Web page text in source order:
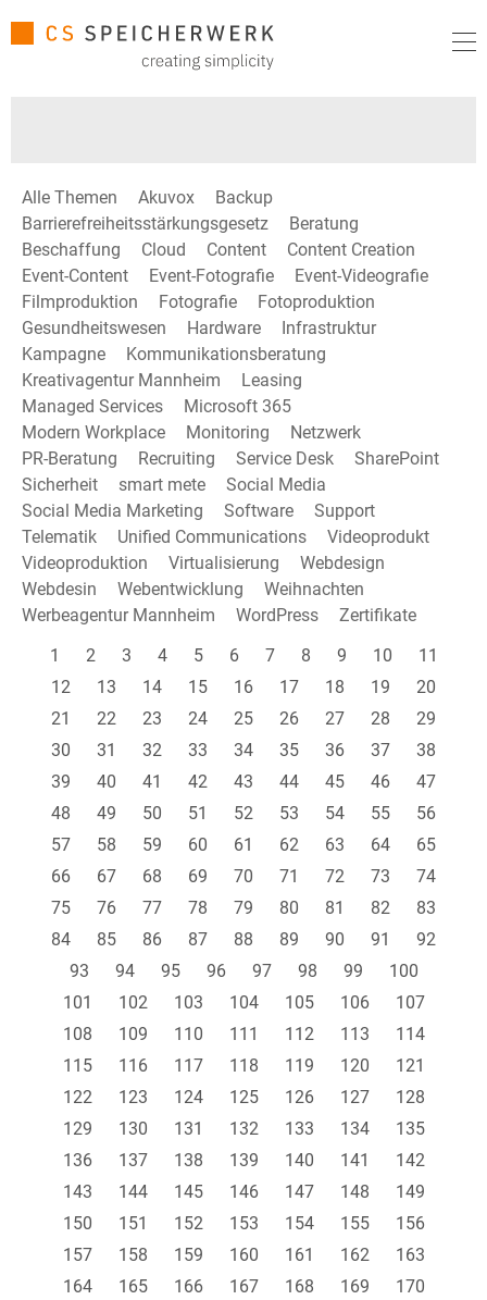
Alle Themen Akuvox
Backup
Barrierefreiheitsstärkungsgesetz
Beratung
Beschaffung
Cloud Content
Content Creation
Event-Content
Event-Fotografie
Event-Videografie
Filmproduktion
Fotografie
Fotoproduktion
Gesundheitswesen
Hardware
Infrastruktur
Kampagne
Kommunikationsberatung
Kreativagentur Mannheim
Leasing
Managed Services
Microsoft 365
Modern Workplace
Monitoring
Netzwerk
PR-Beratung
Recruiting Service Desk
SharePoint
Sicherheit
smart mete
Social Media
Social Media Marketing
Software
Support
Telematik
Unified Communications
Videoprodukt
Videoproduktion
Virtualisierung
Webdesign
Webdesin
Webentwicklung
Weihnachten
Werbeagentur Mannheim
WordPress
Zertifikate
1
2 3 4 5 6 7 8 9 10
11
12
13 14 15 16 17 18 19
20
21
22 23 24 25 26 27 28
29
30
31 32 33 34 35 36 37
38
39
40 41 42 43 44 45 46
47
48
49 50 51 52 53 54 55
56
57
58 59 60 61 62 63 64
65
66
67 68 69 70 71 72 73
74
75
76 77 78 79 80 81 82
83
84
85 86 87 88 89 90 91
92
93
94 95 96 97 98 99
100
101
102 103 104 105 106
107
108
109 110 111 112 113
114
115
116 117 118 119 120
121
122
123 124 125 126 127
128
129
130 131 132 133 134
135
136
137 138 139 140 141
142
143
144 145 146 147 148
149
150
151 152 153 154 155
156
157
158 159 160 161 162
163
164
165 166 167 168 169
170